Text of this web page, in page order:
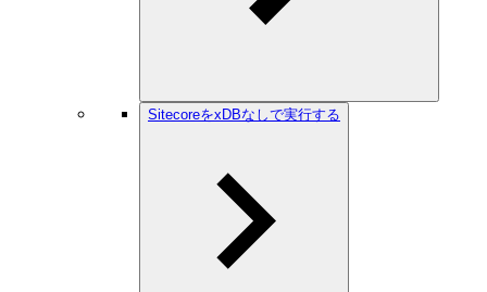
SitecoreをxDBなしで実行する